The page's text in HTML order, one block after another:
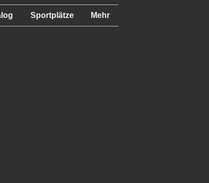
Sportplätze Mehr